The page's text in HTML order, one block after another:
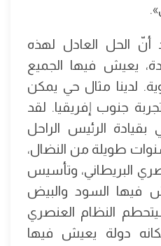
الحل العادل لهذه
يعيش فيها الجميع
لدينا مثال حي يمكن
جنوب إفريقيا. لقد
بقيادة الرئيس الراحل
طويلة من النضال،
البريطاني، وتأسيس
فيها السود والبيض
النظام العنصري
دولة يعيش فيها